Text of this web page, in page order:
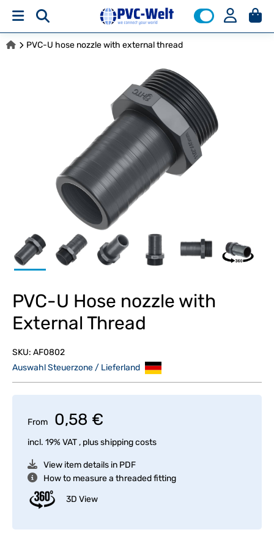
PVC-U hose nozzle with external thread
PVC-U Hose nozzle with
External Thread
SKU: AF0802
Auswahl Steuerzone / Lieferland
From 0,58 €
incl. 19% VAT , plusshipping costs
View item details in PDF
How to measure a threaded fitting
3D View